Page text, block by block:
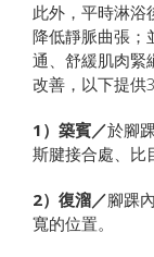
此外，平時淋浴
降低靜脈曲張；
通、舒緩肌肉緊
改善，以下提供
1）築賓／於腳
斯腱接合處、比
2）復溜／腳踝
寬的位置。